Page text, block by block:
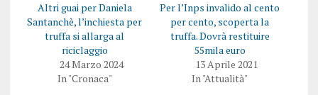
Altri guai per Daniela
Santanchè, l’inchiesta per
truffa si allarga al
riciclaggio
24 Marzo 2024
In "Cronaca"
Per l’Inps invalido al cento
per cento, scoperta la
truffa. Dovrà restituire
55mila euro
13 Aprile 2021
In "Attualità"